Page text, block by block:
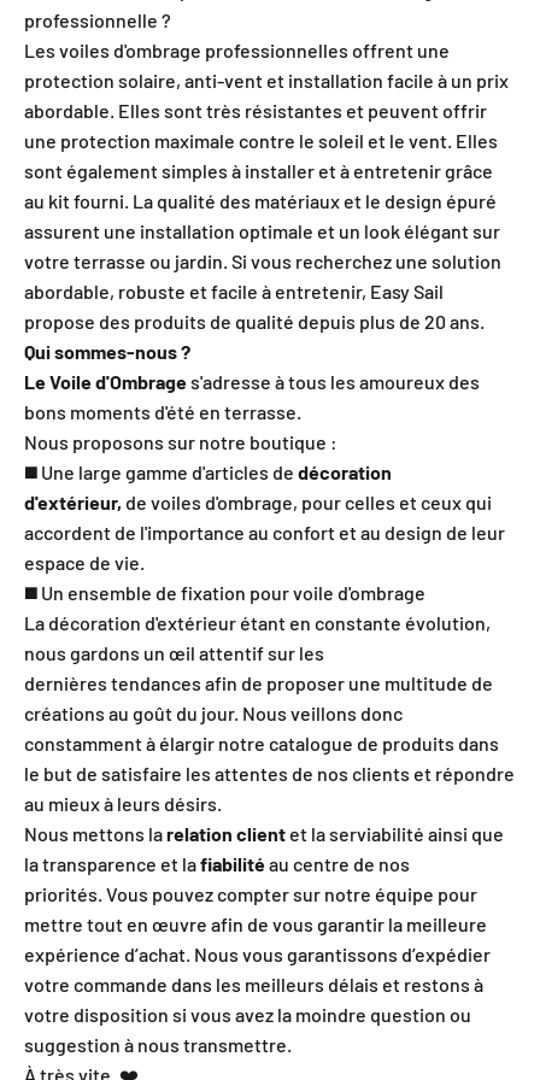
professionnelle ?
Les voiles d'ombrage professionnelles offrent une
protection solaire, anti-vent et installation facile à un prix
abordable. Elles sont très résistantes et peuvent offrir
une protection maximale contre le soleil et le vent. Elles
sont également simples à installer et à entretenir grâce
au kit fourni. La qualité des matériaux et le design épuré
assurent une installation optimale et un look élégant sur
votre terrasse ou jardin. Si vous recherchez une solution
abordable, robuste et facile à entretenir, Easy Sail
propose des produits de qualité depuis plus de 20 ans.
Qui sommes-nous ?
Le Voile d'Ombrages'adresse à tous les amoureux des
bons moments d'été en terrasse.
Nous proposons sur notre boutique :
◼️ Une large gamme d'articles de décoration
d'extérieur, de voiles d'ombrage, pour celles et ceux qui
accordent de l'importance au confort et au design de leur
espace de vie.
◼️ Un ensemble de fixation pour voile d'ombrage
La décoration d'extérieur étant en constante évolution,
nous gardons un œil attentif sur les
dernières tendances afin de proposer une multitude de
créations au goût du jour. Nous veillons donc
constamment à élargir notre catalogue de produits dans
le but de satisfaire les attentes de nos clients et répondre
au mieux à leurs désirs.
Nous mettons larelation client et la serviabilité ainsi que
la transparence et lafiabilitéau centre de nos
priorités. Vous pouvez compter sur notre équipe pour
mettre tout en œuvre afin de vous garantir la meilleure
expérience d’achat. Nous vous garantissons d’expédier
votre commande dans les meilleurs délais et restons à
votre disposition si vous avez la moindre question ou
suggestion à nous transmettre.
À très vite. ❤️